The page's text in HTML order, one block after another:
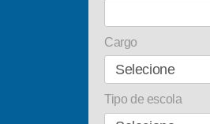
Cargo
Tipo de escola